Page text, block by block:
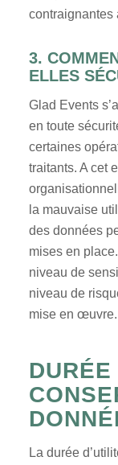
contraignantes
3.
ELLES
Glad Events
en toute
certaines
traitants. A cet
la mauvaise
des données
mises en
niveau de
niveau de
mise en œuvre.
DURÉE
La durée